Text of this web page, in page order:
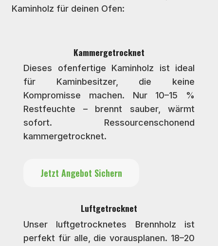
Kaminholz für deinen Ofen:
Kammergetrocknet
Dieses ofenfertige Kaminholz ist ideal
für Kaminbesitzer, die keine
Kompromisse machen. Nur 10–15 %
Restfeuchte – brennt sauber, wärmt
sofort. Ressourcenschonend
kammergetrocknet.
Jetzt Angebot Sichern
Luftgetrocknet
Unser luftgetrocknetes Brennholz ist
perfekt für alle, die vorausplanen. 18–20